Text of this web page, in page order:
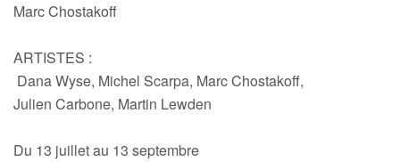
Marc Chostakoff
ARTISTES :
Dana Wyse, Michel Scarpa, Marc Chostakoff,
Julien Carbone, Martin Lewden
Du 13 juillet au 13 septembre